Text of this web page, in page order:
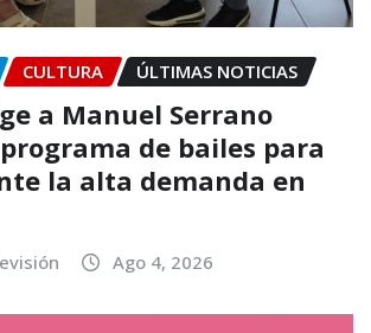
CULTURA ÚLTIMAS NOTICIAS
a Manuel Serrano
de bailes para
la alta demanda en
Ago 4, 2026